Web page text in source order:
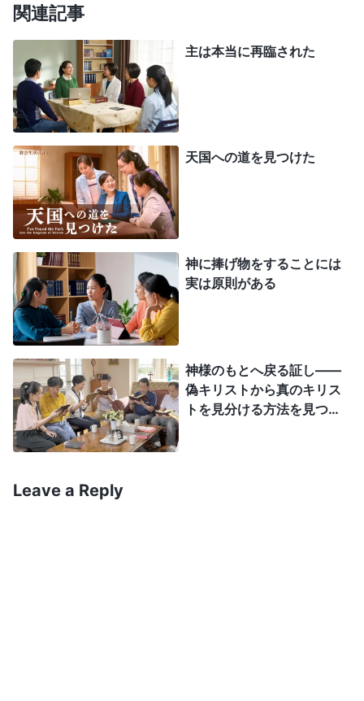
こう思いました。
「朱姉妹は主の道を守っていないんじゃない
か？ 他の教派に加わってしまったのか？ どうし
てこれほど愚かになってしまったんだ？ 世の終わ
りには偽キリストが現れると、牧師や長老が何度も
繰り返し力説していたのに。どうして彼女は聞いて
いなかったんだ？ 主がもうすぐ来られるというこ
の重大なとき、信仰の中で道に迷ってしまったら、
長年にわたって信仰を実践してきたことが無駄にな
ってしまうのではないか？」
こう考えた私は恐る恐る朱姉妹に尋ねました。
「姉妹、聖書には世の終わりに偽……」
しかし、私が話し終えるのも待たず、朱姉妹は
こう言って話を遮りました。
「兄弟、主イエスは私たちに『人をさばくな』
勝手に判断してはなりません」
関連記事
主は本当に再臨された
天国への道を見つけた
神に捧げ物をすることには
実は原則がある
神様のもとへ戻る証し――
偽キリストから真のキリス
トを見分ける方法を見つけ
Leave a Reply